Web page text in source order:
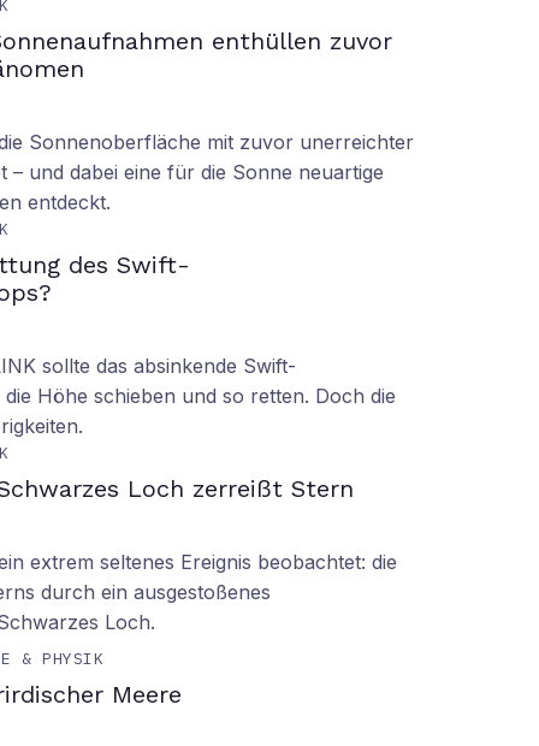
enthüllen zuvor
Sonnenoberfläche mit zuvor unerreichter
– und dabei eine für die Sonne neuartige
entdeckt.
des Swift-
sollte das absinkende Swift-
Höhe schieben und so retten. Doch die
Loch zerreißt Stern
extrem seltenes Ereignis beobachtet: die
durch ein ausgestoßenes
Loch.
& PHYSIK
Meere